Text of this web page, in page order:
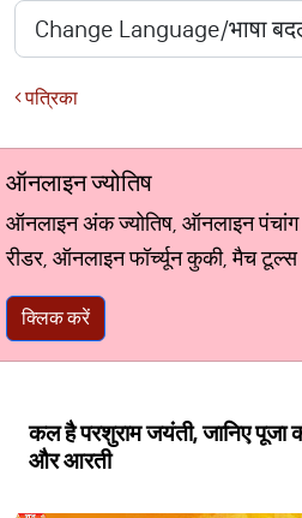
पत्रिका
ऑनलाइन ज्योतिष
ऑनलाइन अंक ज्योतिष, ऑनलाइन
रीडर, ऑनलाइन फॉर्च्यून कुकी, मैच टूल्स
क्लिक करें
कल है परशुराम जयंती, जानिए पूजा
और आरती